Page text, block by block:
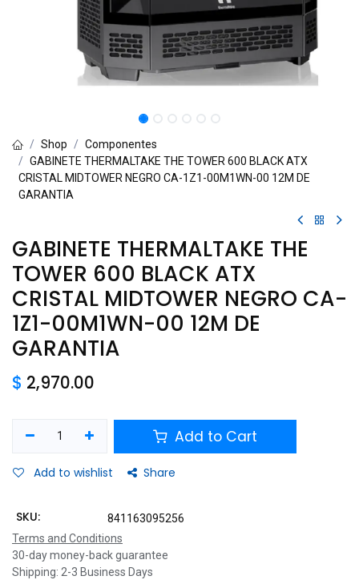
Shop
Componentes
GABINETE THERMALTAKE THE TOWER 600 BLACK ATX
CRISTAL MIDTOWER NEGRO CA-1Z1-00M1WN-00 12M DE
GARANTIA
GABINETE THERMALTAKE THE
TOWER 600 BLACK ATX
CRISTAL MIDTOWER NEGRO CA-
1Z1-00M1WN-00 12M DE
GARANTIA
$ 2,970.00
Add to Cart
Add to wishlist Share
SKU:
841163095256
Terms and Conditions
30-day money-back guarantee
Shipping: 2-3 Business Days